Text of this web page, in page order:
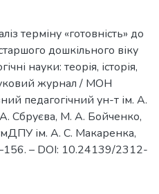
терміну «готовність» до
дошкільного віку
науки: теорія, історія,
журнал / МОН
педагогічний ун-т ім. А.
Сбруєва, М. А. Бойченко,
ім. А. С. Макаренка,
– DOI: 10.24139/2312-